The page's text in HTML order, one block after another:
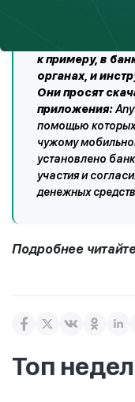
посредством
документы,
к примеру, в
органах, и
Они просят
приложения:
помощью которых
чужому
установлено
участия и
денежных средств
Подробнее
Топ